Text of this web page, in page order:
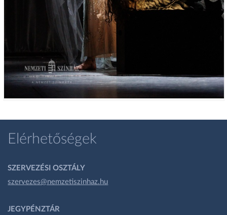
Elérhetőségek
SZERVEZÉSI OSZTÁLY
szervezes@nemzetiszinhaz.hu
JEGYPÉNZTÁR